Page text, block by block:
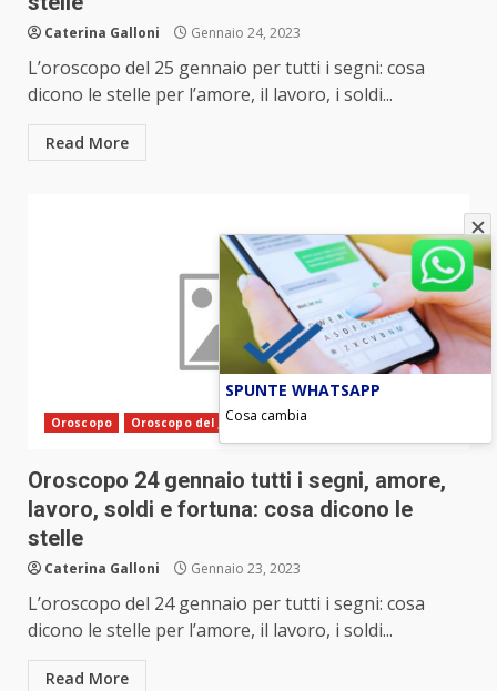
Caterina Galloni Gennaio 24, 2023
L’oroscopo del 25 gennaio per tutti i segni: cosa
dicono le stelle per l’amore, il lavoro, i soldi...
Read More
Oroscopo Oroscopo del giorno
Oroscopo 24 gennaio tutti i segni, amore,
lavoro, soldi e fortuna: cosa dicono le
stelle
Caterina Galloni Gennaio 23, 2023
L’oroscopo del 24 gennaio per tutti i segni: cosa
dicono le stelle per l’amore, il lavoro, i soldi...
Read More
SPUNTE WHATSAPP
Cosa cambia